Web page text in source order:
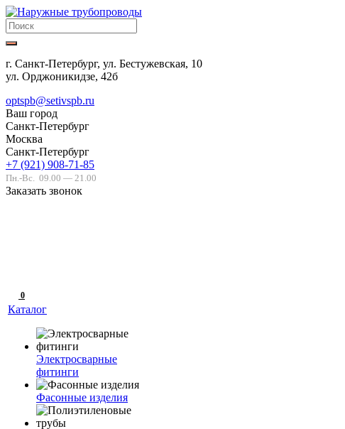
г. Санкт-Петербург, ул. Бестужевская, 10
ул. Орджоникидзе, 42б
optspb@setivspb.ru
Ваш город
Санкт-Петербург
Москва
Санкт-Петербург
+7 (921) 908-71-85
Пн.-Вс. 09.00 — 21.00
Заказать звонок
0
Каталог
Электросварные
фитинги
Фасонные изделия